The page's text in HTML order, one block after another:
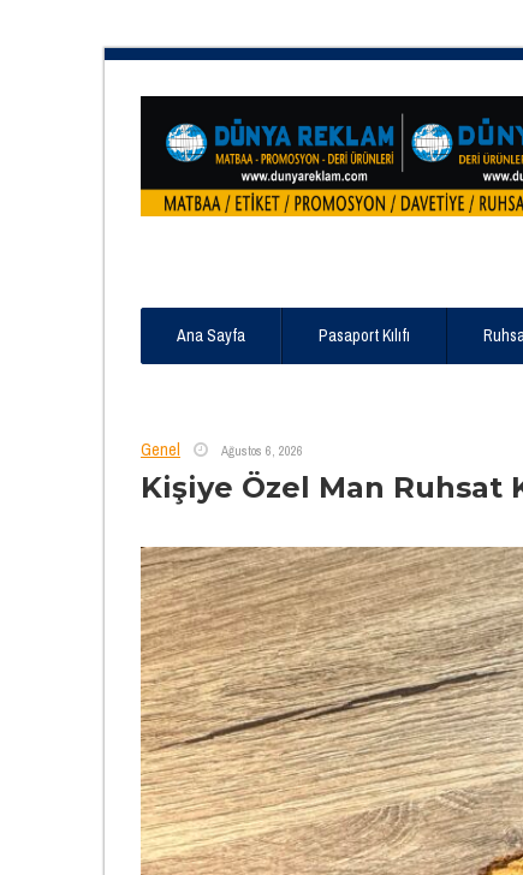
Ana Sayfa Pasaport Kılıfı
Genel Ağustos 6, 2026
Kişiye Özel Man Ruhsat